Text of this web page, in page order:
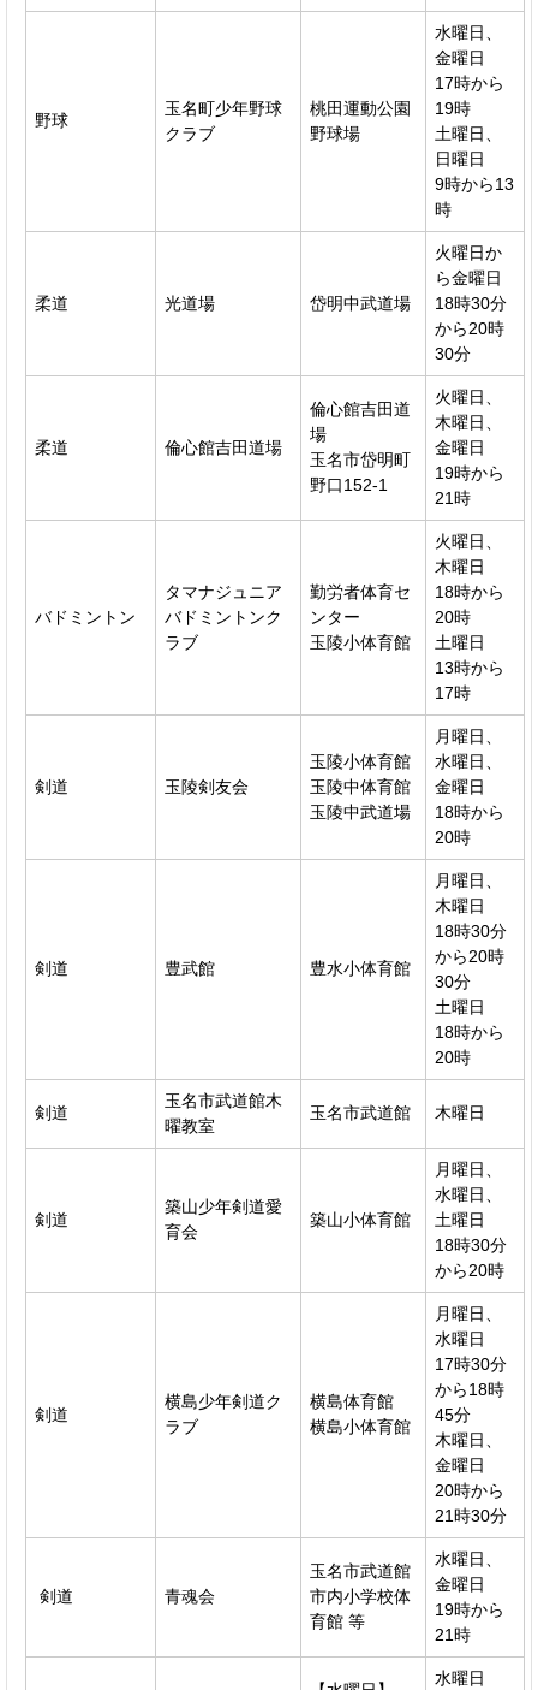
野球
玉名町少年野球
クラブ
桃田運動公園
野球場
水曜日、
金曜日
17時から
19時
土曜日、
日曜日
9時から13
時
柔道 光道場 岱明中武道場
火曜日か
ら金曜日
18時30分
から20時
30分
柔道 倫心館吉田道場
倫心館吉田道
場
玉名市岱明町
野口152-1
火曜日、
木曜日、
金曜日
19時から
21時
バドミントン
タマナジュニア
バドミントンク
ラブ
勤労者体育セ
ンター
玉陵小体育館
火曜日、
木曜日
18時から
20時
土曜日
13時から
17時
剣道 玉陵剣友会
玉陵小体育館
玉陵中体育館
玉陵中武道場
月曜日、
水曜日、
金曜日
18時から
20時
剣道 豊武館 豊水小体育館
月曜日、
木曜日
18時30分
から20時
30分
土曜日
18時から
20時
剣道
玉名市武道館木
曜教室
玉名市武道館 木曜日
剣道
築山少年剣道愛
育会
築山小体育館
月曜日、
水曜日、
土曜日
18時30分
から20時
剣道
横島少年剣道ク
ラブ
横島体育館
横島小体育館
月曜日、
水曜日
17時30分
から18時
45分
木曜日、
金曜日
20時から
21時30分
剣道 青魂会
玉名市武道館
市内小学校体
育館 等
水曜日、
金曜日
19時から
21時
水曜日